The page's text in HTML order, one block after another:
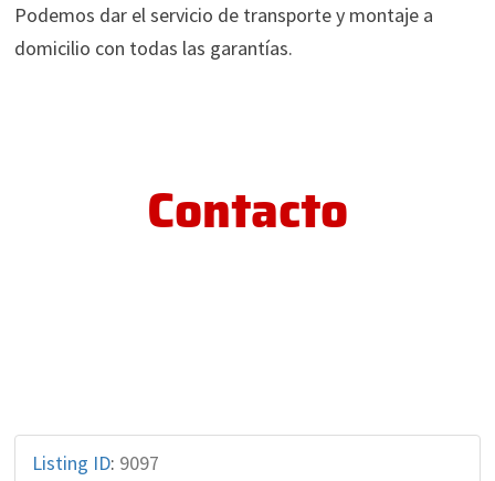
Podemos dar el servicio de transporte y montaje a
domicilio con todas las garantías.
Listing ID: 9097